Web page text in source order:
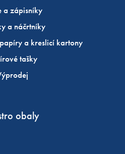
a zápisníky
a náčrtníky
a kreslicí kartony
tašky
obaly